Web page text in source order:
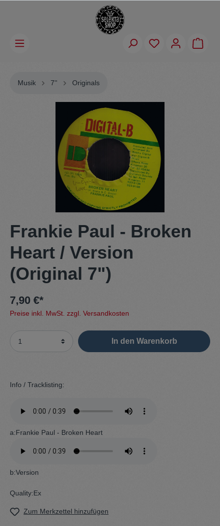
Musik 7'' Originals
Frankie Paul - Broken
Heart / Version
(Original 7")
7,90 €*
Preise inkl. MwSt. zzgl. Versandkosten
In den Warenkorb
Info / Tracklisting:
a:Frankie Paul - Broken Heart
b:Version
Quality:Ex
Zum Merkzettel hinzufügen